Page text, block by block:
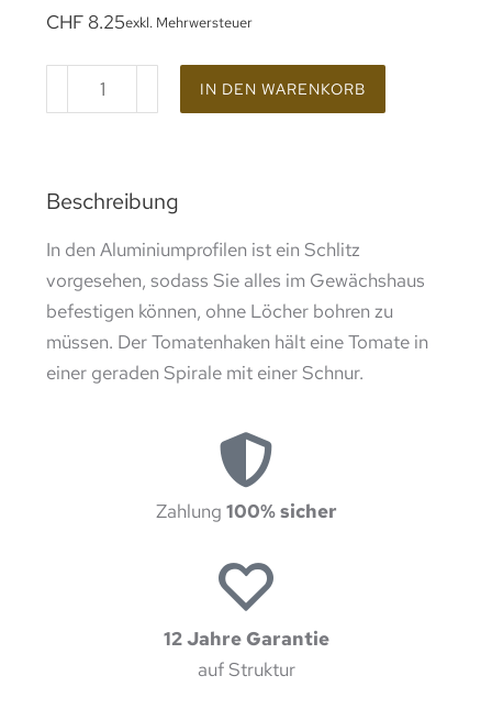
CHF 8.25exkl. Mehrwersteuer
IN DEN WARENKORB
Beschreibung
In den Aluminiumprofilen ist ein Schlitz
vorgesehen, sodass Sie alles im Gewächshaus
befestigen können, ohne Löcher bohren zu
müssen. Der Tomatenhaken hält eine Tomate in
einer geraden Spirale mit einer Schnur.
Zahlung 100% sicher
12 Jahre Garantie
auf Struktur